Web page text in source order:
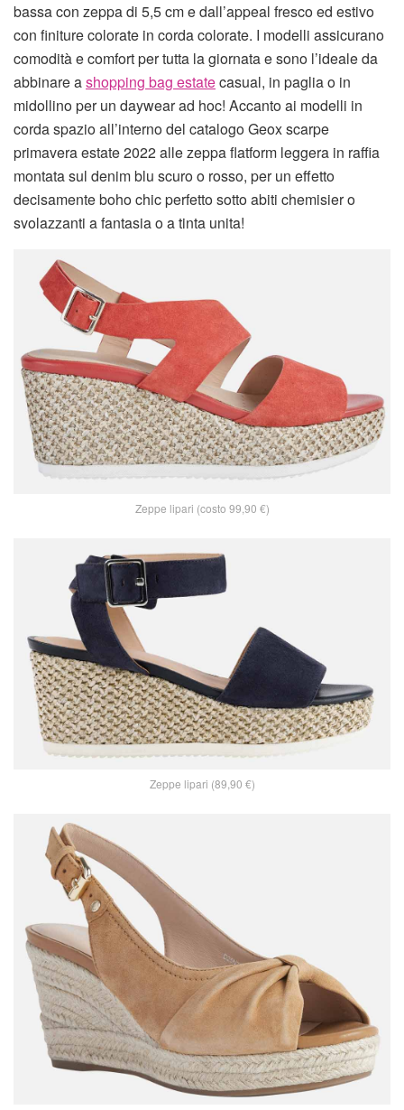
bassa con zeppa di 5,5 cm e dall’appeal fresco ed estivo
con finiture colorate in corda colorate. I modelli assicurano
comodità e comfort per tutta la giornata e sono l’ideale da
abbinare ashopping bag estatecasual, in paglia o in
midollino per un daywear ad hoc! Accanto ai modelli in
corda spazio all’interno del catalogo Geox scarpe
primavera estate 2022 alle zeppa flatform leggera in raffia
montata sul denim blu scuro o rosso, per un effetto
decisamente boho chic perfetto sotto abiti chemisier o
svolazzanti a fantasia o a tinta unita!
Zeppe lipari (costo 99,90 €)
Zeppe lipari (89,90 €)